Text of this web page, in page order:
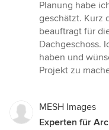
Planung habe
geschätzt. Kurz
beauftragt für
Dachgeschoss.
haben und
Projekt zu
MESH Images
Experten für